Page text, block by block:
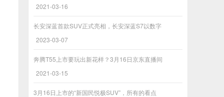
2021-03-16
长安深蓝首款SUV正式亮相，长安深蓝S7以数字
2023-03-07
奔腾T55上市要玩出新花样？3月16日京东直播间
2021-03-15
3月16日上市的“新国民悦极SUV”，所有的看点